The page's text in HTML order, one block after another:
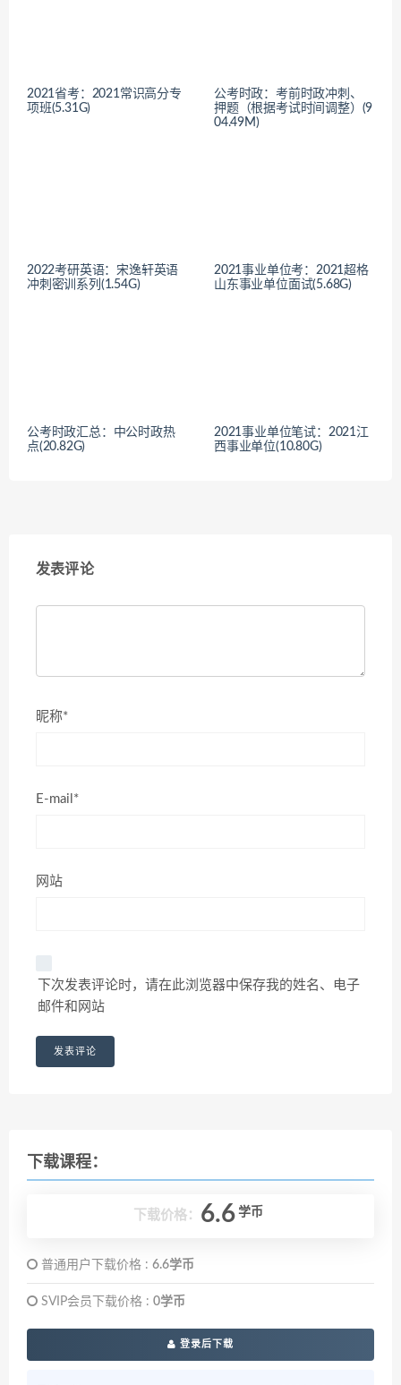
2021省考：2021常识高分专
项班(5.31G)
公考时政：考前时政冲刺、
押题（根据考试时间调整）(9
04.49M)
2022考研英语：宋逸轩英语
冲刺密训系列(1.54G)
2021事业单位考：2021超格
山东事业单位面试(5.68G)
公考时政汇总：中公时政热
点(20.82G)
2021事业单位笔试：2021江
西事业单位(10.80G)
发表评论
昵称*
E-mail*
网站
下次发表评论时，请在此浏览器中保存我的姓名、电子
邮件和网站
下载课程：
下载价格： 6.6 学币
普通用户下载价格 : 6.6学币
SVIP会员下载价格 : 0学币
登录后下载